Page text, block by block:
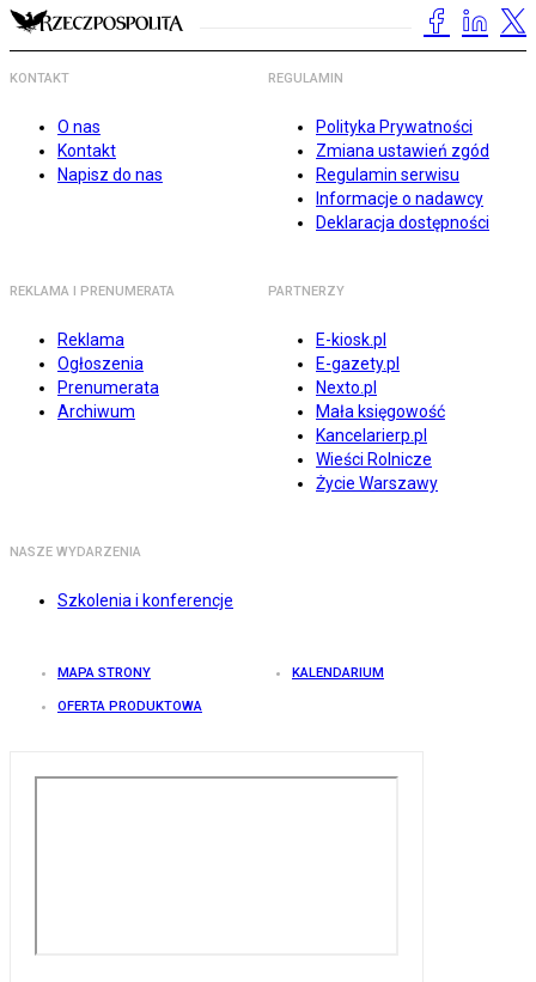
KONTAKT
O nas
Kontakt
Napisz do nas
REGULAMIN
Polityka Prywatności
Zmiana ustawień zgód
Regulamin serwisu
Informacje o nadawcy
Deklaracja dostępności
REKLAMA I PRENUMERATA
Reklama
Ogłoszenia
Prenumerata
Archiwum
PARTNERZY
E-kiosk.pl
E-gazety.pl
Nexto.pl
Mała księgowość
Kancelarierp.pl
Wieści Rolnicze
Życie Warszawy
NASZE WYDARZENIA
Szkolenia i konferencje
MAPA STRONY KALENDARIUM
OFERTA PRODUKTOWA